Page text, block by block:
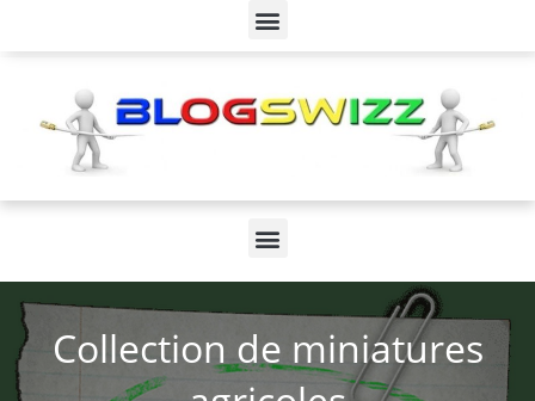
Collection de miniatures